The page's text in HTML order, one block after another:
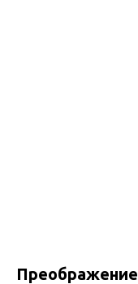
Преображение